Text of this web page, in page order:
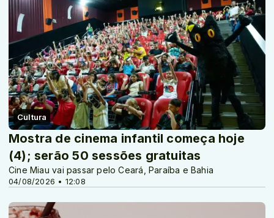
Cultura
04/08/2026 • 12:08
Mostra de cinema infantil começa hoje
(4); serão 50 sessões gratuitas
Cine Miau vai passar pelo Ceará, Paraíba e Bahia